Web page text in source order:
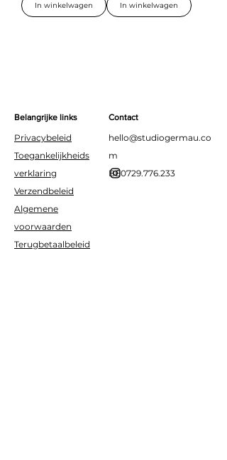
In winkelwagen In winkelwagen
Belangrijke links
Privacybeleid
Toegankelijkheids
verklaring
Verzendbeleid
Algemene
voorwaarden
Terugbetaalbeleid
Contact
hello@studiogermau.co
m
BE0729.776.233